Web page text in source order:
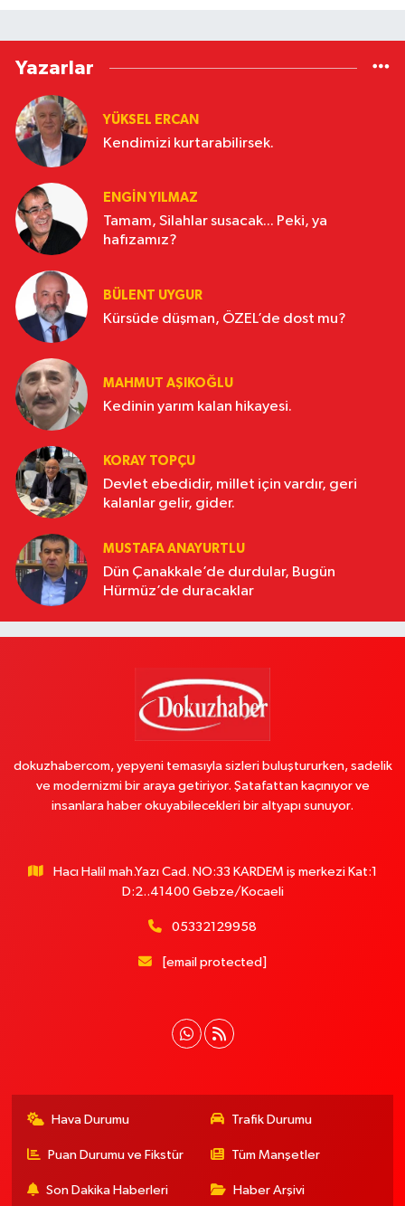
Yazarlar
YÜKSEL ERCAN
Kendimizi kurtarabilirsek.
ENGİN YILMAZ
Tamam, Silahlar susacak... Peki, ya
hafızamız?
BÜLENT UYGUR
Kürsüde düşman, ÖZEL’de dost mu?
MAHMUT AŞIKOĞLU
Kedinin yarım kalan hikayesi.
KORAY TOPÇU
Devlet ebedidir, millet için vardır, geri
kalanlar gelir, gider.
MUSTAFA ANAYURTLU
Dün Çanakkale’de durdular, Bugün
Hürmüz’de duracaklar
dokuzhabercom, yepyeni temasıyla sizleri buluştururken, sadelik
ve modernizmi bir araya getiriyor. Şatafattan kaçınıyor ve
insanlara haber okuyabilecekleri bir altyapı sunuyor.
Hacı Halil mah.Yazı Cad. NO:33 KARDEM iş merkezi Kat:1
D:2..41400 Gebze/Kocaeli
05332129958
[email protected]
Hava Durumu Trafik Durumu
Puan Durumu ve Fikstür Tüm Manşetler
Son Dakika Haberleri Haber Arşivi